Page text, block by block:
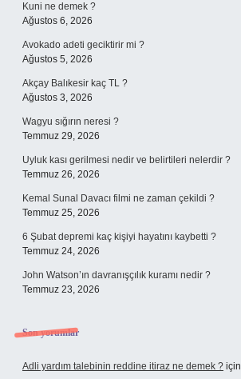
Kuni ne demek ?
Ağustos 6, 2026
Avokado adeti geciktirir mi ?
Ağustos 5, 2026
Akçay Balıkesir kaç TL ?
Ağustos 3, 2026
Wagyu sığırın neresi ?
Temmuz 29, 2026
Uyluk kası gerilmesi nedir ve belirtileri nelerdir ?
Temmuz 26, 2026
Kemal Sunal Davacı filmi ne zaman çekildi ?
Temmuz 25, 2026
6 Şubat depremi kaç kişiyi hayatını kaybetti ?
Temmuz 24, 2026
John Watson’ın davranışçılık kuramı nedir ?
Temmuz 23, 2026
Son yorumlar
Adli yardım talebinin reddine itiraz ne demek ? için